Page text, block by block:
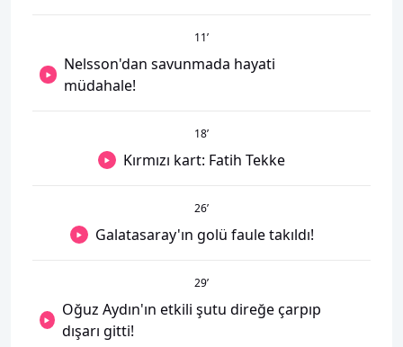
11’
Nelsson'dan savunmada hayati
müdahale!
18’
Kırmızı kart: Fatih Tekke
26’
Galatasaray'ın golü faule takıldı!
29’
Oğuz Aydın'ın etkili şutu direğe çarpıp
dışarı gitti!